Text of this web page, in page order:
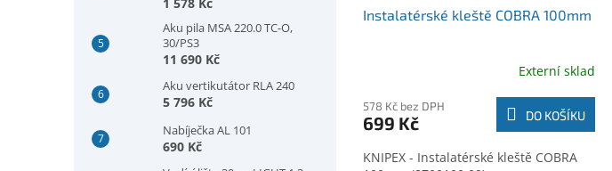
Aku pila MSA 220.0 TC-O,
30/PS3
11 690 Kč
Aku vertikutátor RLA 240
5 796 Kč
Nabíječka AL 101
690 Kč
Instalatérské kleště COBRA 100mm
Externí sklad
578 Kč bez DPH
699 Kč DO KOŠÍKU
KNIPEX - Instalatérské kleště COBRA